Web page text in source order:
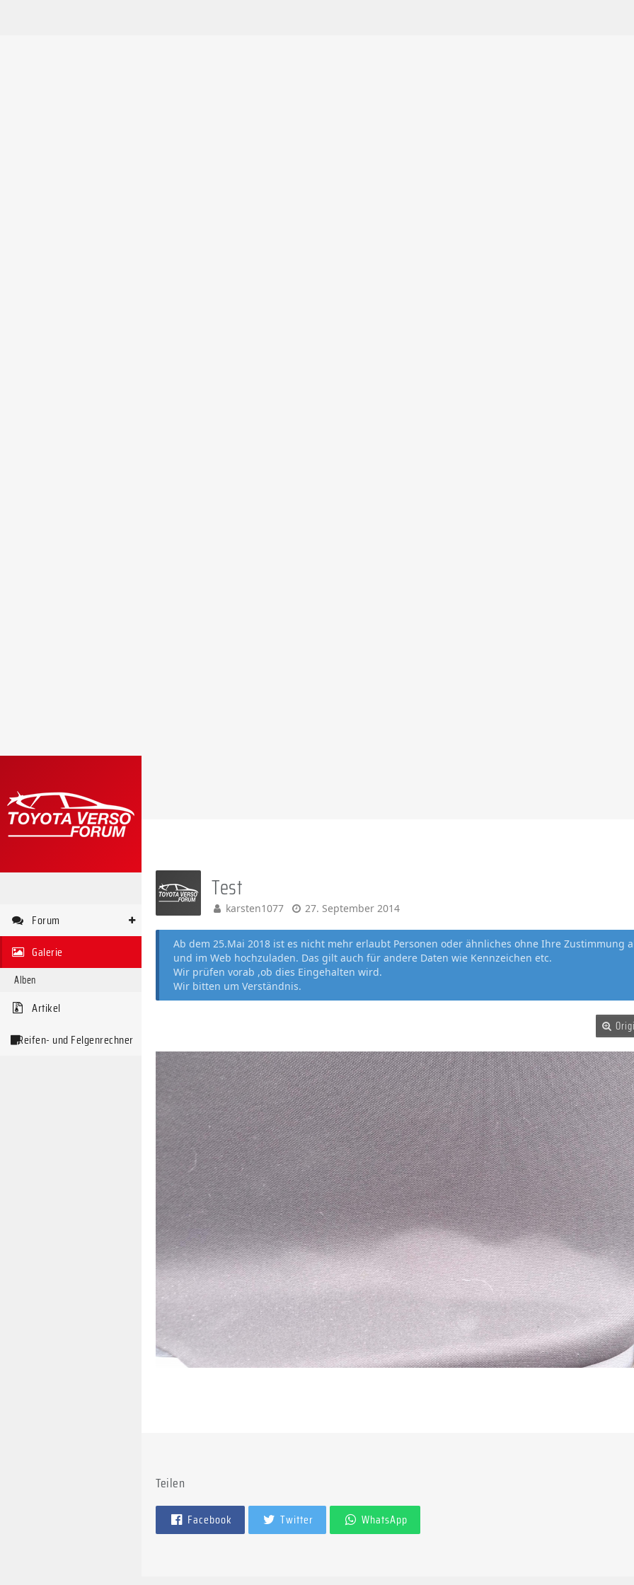
Forum
Galerie
Alben
Artikel
Reifen- und Felgenrechner
Test
karsten1077 27. September 2014
Ab dem 25.Mai 2018 ist es nicht mehr erlaubt Personen oder ähnliches ohne Ihre Zustimmung
und im Web hochzuladen. Das gilt auch für andere Daten wie Kennzeichen etc.
Wir prüfen vorab ,ob dies Eingehalten wird.
Wir bitten um Verständnis.
Teilen
Facebook Twitter WhatsApp